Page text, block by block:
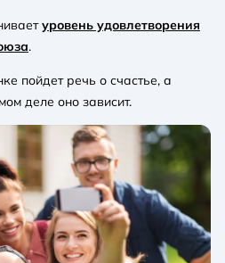
уровень удовлетворения
.
пойдет речь о счастье, а
деле оно зависит.